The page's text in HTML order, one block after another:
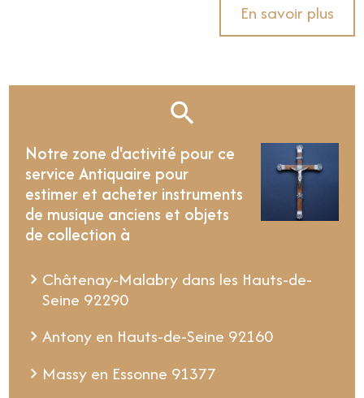
En savoir plus
Notre zone d'activité pour ce
service Antiquaire pour
estimer et acheter instruments
de musique anciens et objets
de collection à
Châtenay-Malabry dans les Hauts-de-
Seine 92290
Antony en Hauts-de-Seine 92160
Massy en Essonne 91377